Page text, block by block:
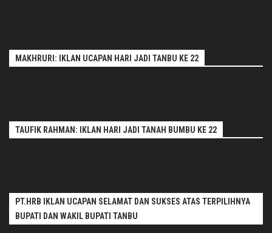
MAKHRURI: IKLAN UCAPAN HARI JADI TANBU KE 22
TAUFIK RAHMAN: IKLAN HARI JADI TANAH BUMBU KE 22
PT.HRB IKLAN UCAPAN SELAMAT DAN SUKSES ATAS TERPILIHNYA
BUPATI DAN WAKIL BUPATI TANBU